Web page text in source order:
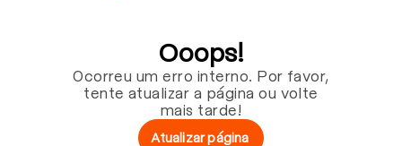
Ooops!
Ocorreu um erro interno. Por favor,
tente atualizar a página ou volte
mais tarde!
Atualizar página